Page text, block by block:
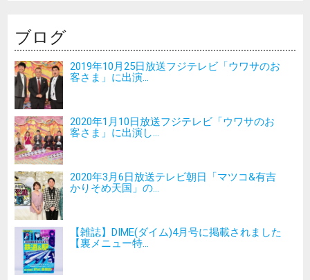
ブログ
2019年10月25日放送フジテレビ「ウワサのお
客さま」に出演...
2020年1月10日放送フジテレビ「ウワサのお
客さま」に出演し...
2020年3月6日放送テレビ朝日「マツコ&有吉
かりそめ天国」の...
【雑誌】DIME(ダイム)4月号に掲載されました
【裏メニュー特...